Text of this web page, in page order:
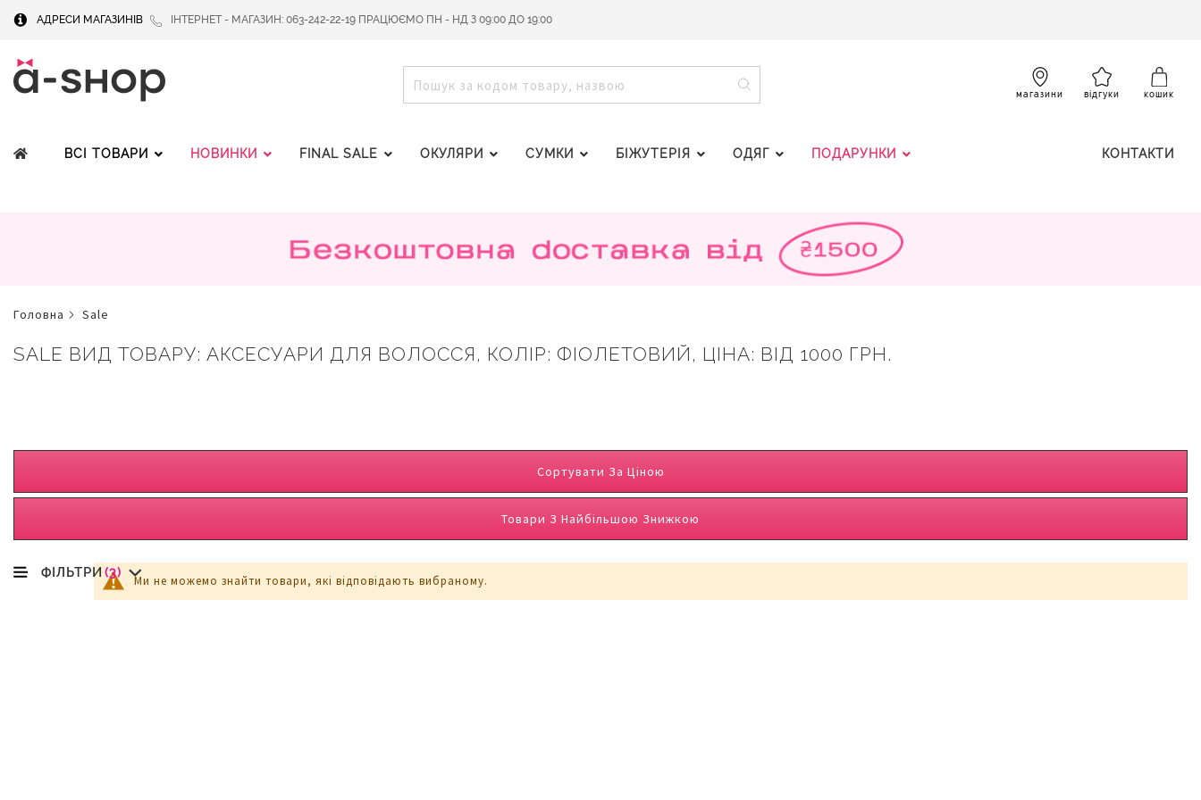
АДРЕСИ МАГАЗИНІВ ІНТЕРНЕТ - МАГАЗИН: 063-242-22-19 ПРАЦЮЄМО ПН - НД З 09:00 ДО 19:00
ПОШУК
магазини відгуки кошик
ВСІ ТОВАРИ НОВИНКИ FINAL SALE ОКУЛЯРИ СУМКИ БІЖУТЕРІЯ ОДЯГ ПОДАРУНКИ КОНТАКТИ
головна sale
SALE ВИД ТОВАРУ: АКСЕСУАРИ ДЛЯ ВОЛОССЯ, КОЛІР: ФІОЛЕТОВИЙ, ЦІНА: ВІД 1000 ГРН.
Сортувати За Ціною
Товари З Найбільшою Знижкою
Ми не можемо знайти товари, які відповідають вибраному.
ФІЛЬТРИ (3)